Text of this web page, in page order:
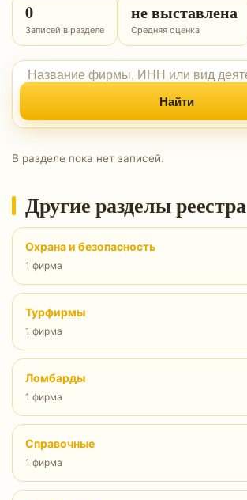
Записей в разделе
0
Средняя оценка
не выставлена
Найти
В разделе пока нет записей.
Другие разделы реестра
Охрана и безопасность
1 фирма
Турфирмы
1 фирма
Ломбарды
1 фирма
Справочные
1 фирма